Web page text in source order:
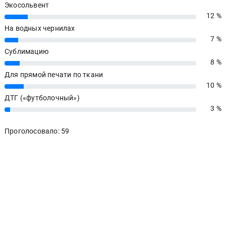
Экосольвент
12%
12 %
На водных чернилах
7%
7 %
Сублимацию
8%
8 %
Для прямой печати по ткани
10%
10 %
ДТГ («футболочный»)
3% 3 %
Проголосовало: 59